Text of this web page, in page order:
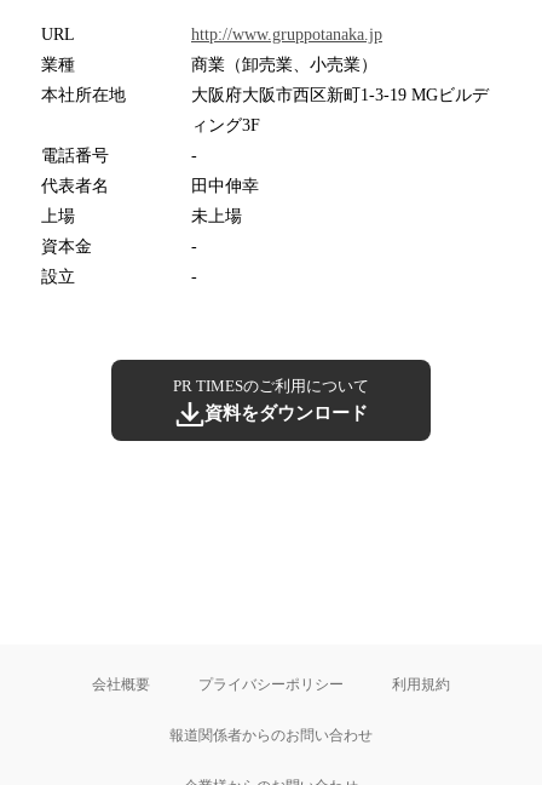
URL
http://www.gruppotanaka.jp
業種
商業（卸売業、小売業）
本社所在地
大阪府大阪市西区新町1-3-19 MGビルデ
ィング3F
電話番号
-
代表者名
田中伸幸
上場
未上場
資本金
-
設立
-
PR TIMESのご利用について
資料をダウンロード
会社概要 プライバシーポリシー 利用規約
報道関係者からのお問い合わせ